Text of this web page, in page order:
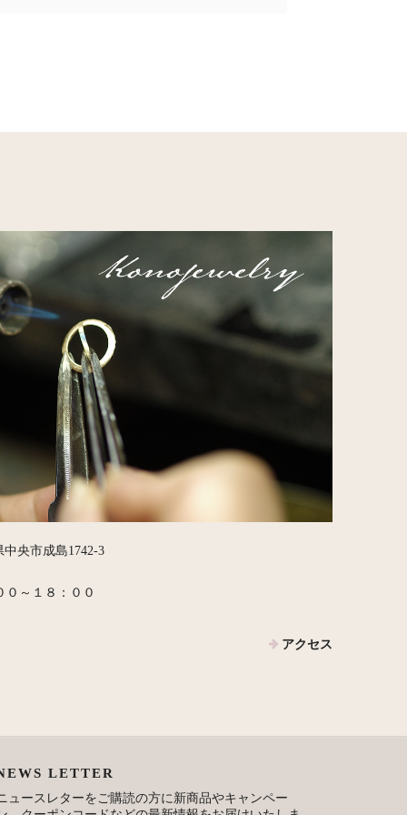
中央市成島1742-3
０～１８：００
アクセス
LETTER
ュースレターをご購読の方に新商品やキャンペー